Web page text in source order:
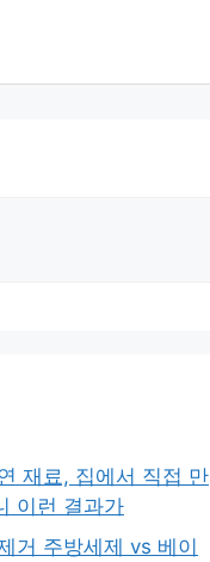
재료, 집에서 직접 만
이런 결과가
거 주방세제 vs 베이